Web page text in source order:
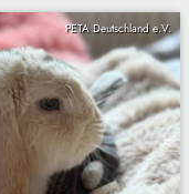
PETA Deutschland e.V.